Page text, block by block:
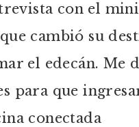
con el
cambió su
el edecán. Me
para que
conectada